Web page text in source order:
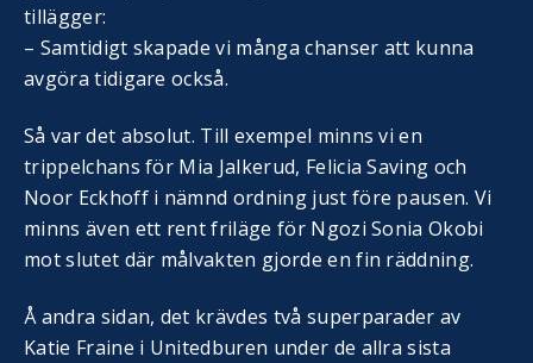
tillägger:
– Samtidigt skapade vi många chanser att kunna
avgöra tidigare också.
Så var det absolut. Till exempel minns vi en
trippelchans för Mia Jalkerud, Felicia Saving och
Noor Eckhoff i nämnd ordning just före pausen. Vi
minns även ett rent friläge för Ngozi Sonia Okobi
mot slutet där målvakten gjorde en fin räddning.
Å andra sidan, det krävdes två superparader av
Katie Fraine i Unitedburen under de allra sista